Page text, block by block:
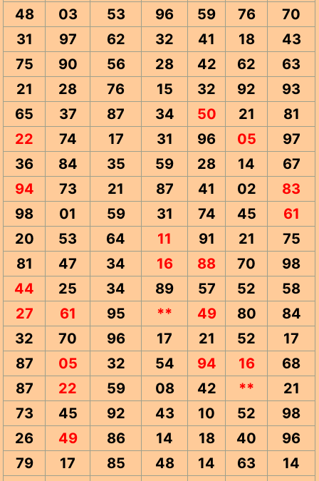
48
03 53 96 59 76
70
31
97 62 32 41 18
43
75
90 56 28 42 62
63
21
28 76 15 32 92
93
65
37 87 34 50 21
81
22
74 17 31 96 05
97
36
84 35 59 28 14
67
94
73 21 87 41 02
83
98
01 59 31 74 45
61
20
53 64 11 91 21
75
81
47 34 16 88 70
98
44
25 34 89 57 52
58
27
61 95 ** 49 80
84
32
70 96 17 21 52
17
87
05 32 54 94 16
68
87
22 59 08 42 **
21
73
45 92 43 10 52
98
26
49 86 14 18 40
96
79
17 85 48 14 63
14